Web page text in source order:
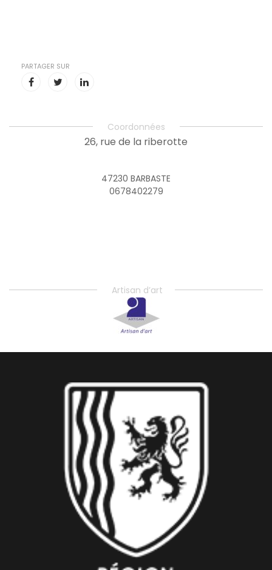
Coordonnées
26, rue de la riberotte
47230 BARBASTE
0678402279
Artisan d’art
PARTAGER SUR